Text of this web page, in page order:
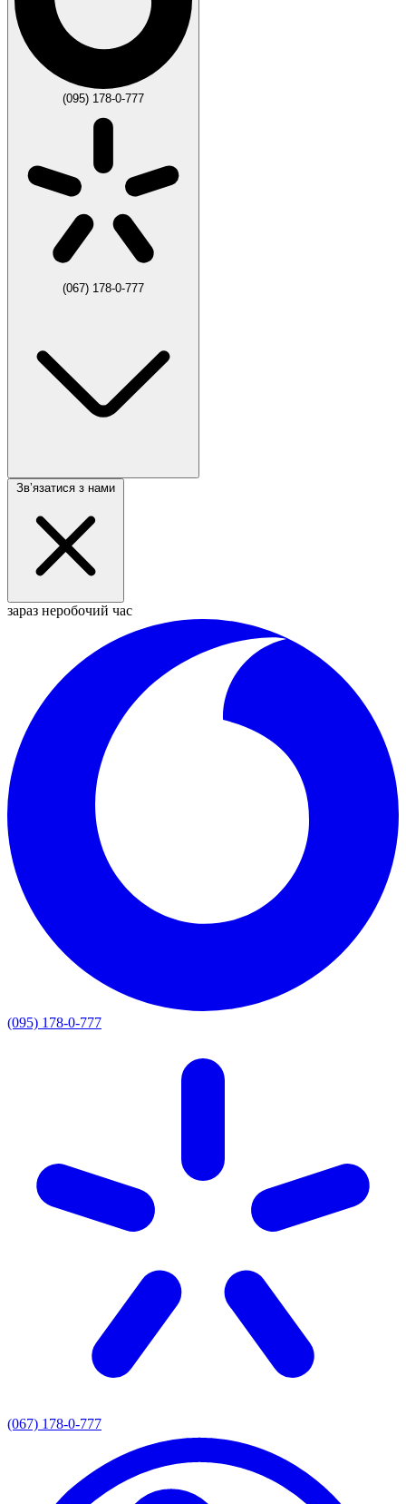
(095) 178-0-777
(067) 178-0-777
Звʼязатися з нами
зараз неробочий час
(095) 178-0-777
(067) 178-0-777